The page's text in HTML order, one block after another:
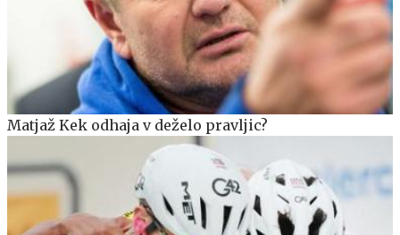
Matjaž Kek odhaja v deželo pravljic?